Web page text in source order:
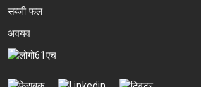
सब्जी फल
अवयव